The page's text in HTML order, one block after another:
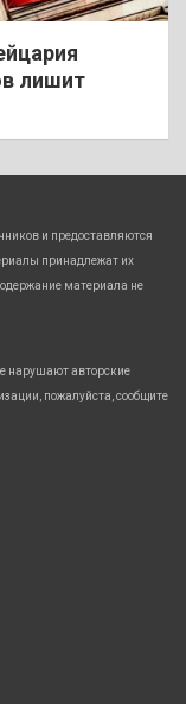
лишит
и предоставляются
принадлежат их
материала не
нарушают авторские
пожалуйста, сообщите